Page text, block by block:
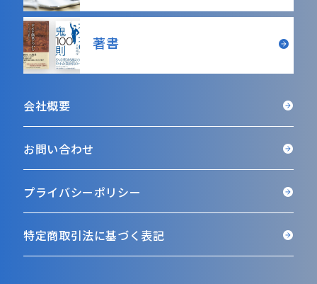
著書
会社概要
お問い合わせ
プライバシーポリシー
特定商取引法に基づく表記